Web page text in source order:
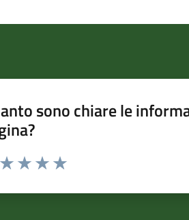
sono chiare le
da 1 a 5 stelle la pagina